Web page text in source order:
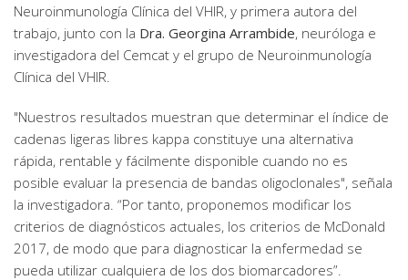
Neuroinmunología Clínica del VHIR, y primera autora del
trabajo, junto con la Dra. Georgina Arrambide, neuróloga e
investigadora del Cemcat y el grupo de Neuroinmunología
Clínica del VHIR.
"Nuestros resultados muestran que determinar el índice de
cadenas ligeras libres kappa constituye una alternativa
rápida, rentable y fácilmente disponible cuando no es
posible evaluar la presencia de bandas oligoclonales", señala
la investigadora. “Por tanto, proponemos modificar los
criterios de diagnósticos actuales, los criterios de McDonald
2017, de modo que para diagnosticar la enfermedad se
pueda utilizar cualquiera de los dos biomarcadores”.